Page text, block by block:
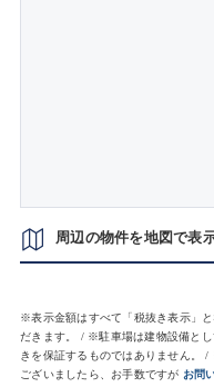
周辺の物件を地図で表
※表示金額はすべて「税抜き表示」
だきます。 / ※駐車場は建物設備と
きを保証するものではありません。
ございましたら、お手数ですが お問